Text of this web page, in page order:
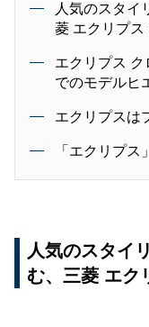
人気のスタイ
菱 エクリプス
エクリプス
でのモデルヒ
エクリプスは
「エクリプ
人気のスタイ
む、三菱 エク